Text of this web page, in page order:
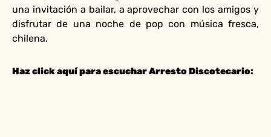
una invitación a bailar, a aprovechar con los amigos y
disfrutar de una noche de pop con música fresca,
chilena.
Haz click aquí para escuchar Arresto Discotecario: